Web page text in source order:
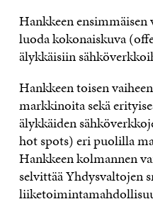
Hankkeen
luoda kokonaiskuva
älykkäisiin
Hankkeen toisen
markkinoita sekä
älykkäiden
hot spots) eri puolilla
Hankkeen kolmannen
selvittää Yhdysvaltojen